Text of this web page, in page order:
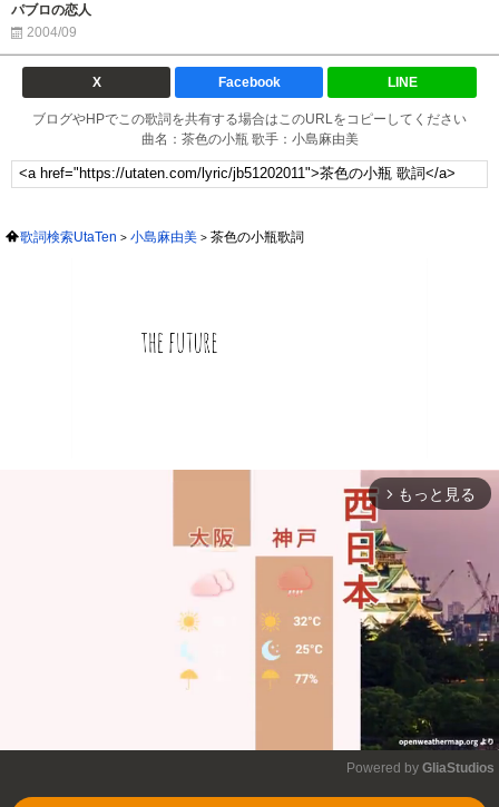
パブロの恋人
2004/09
X Facebook LINE
ブログやHPでこの歌詞を共有する場合はこのURLをコピーしてください
曲名：茶色の小瓶 歌手：小島麻由美
歌詞検索UtaTen 小島麻由美 茶色の小瓶歌詞
arrow_forward_ios もっと見る
Powered by GliaStudios